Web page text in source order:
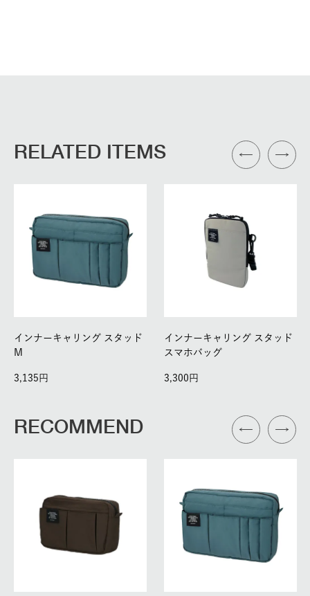
RELATED ITEMS
インナーキャリング スタッド
M
3,135
インナーキャリング スタッド
スマホバッグ
3,300
RECOMMEND